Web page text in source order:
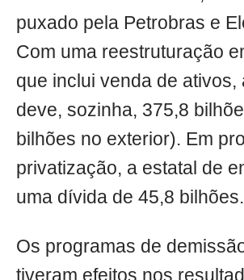
puxado pela Petrobras e
Com uma reestruturação
que inclui venda de ativos,
deve, sozinha, 375,8
bilhões no exterior). Em
privatização, a estatal de
uma dívida de 45,8 bilhões.
Os programas de
tiveram efeitos nos